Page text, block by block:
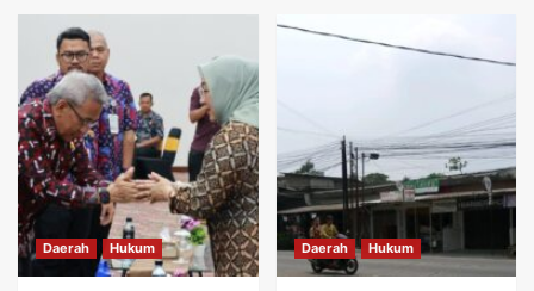
Daerah Hukum Daerah Hukum